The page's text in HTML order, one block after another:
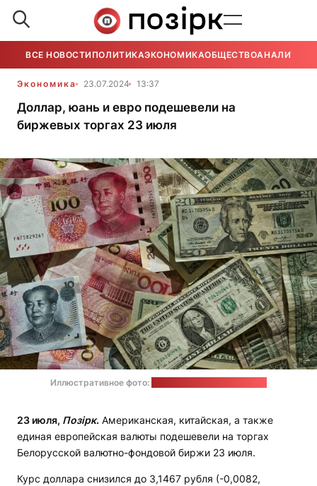
ВСЕ НОВОСТИ ПОЛИТИКАЭКОНОМИКАОБЩЕСТВОАНАЛИТИКА
Экономика 23.07.2024 13:37
Доллар, юань и евро подешевели на
биржевых торгах 23 июля
Иллюстративное фото:
23 июля, Позірк. Американская, китайская, а также
единая европейская валюты подешевели на торгах
Белорусской валютно-фондовой биржи 23 июля.
Курс доллара снизился до 3,1467 рубля (-0,0082,